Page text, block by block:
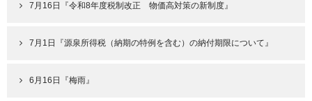
7月16日『令和8年度税制改正 物価高対策の新制度』
7月1日『源泉所得税（納期の特例を含む）の納付期限について』
6月16日『梅雨』